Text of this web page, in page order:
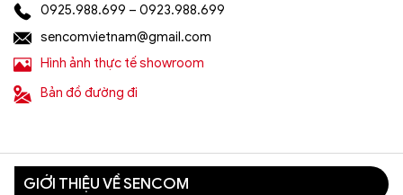
0925.988.699 – 0923.988.699
sencomvietnam@gmail.com
Hình ảnh thực tế showroom
Bản đồ đường đi
GIỚI THIỆU VỀ SENCOM